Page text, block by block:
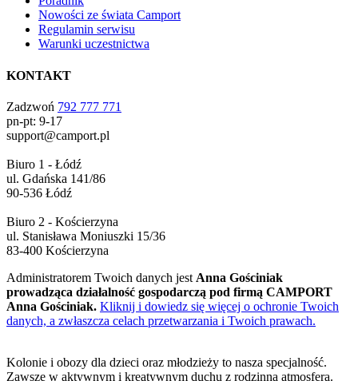
Nowości ze świata Camport
Regulamin serwisu
Warunki uczestnictwa
KONTAKT
Zadzwoń 792 777 771
pn-pt: 9-17
support@camport.pl
Biuro 1 - Łódź
ul. Gdańska 141/86
90-536 Łódź
Biuro 2 - Kościerzyna
ul. Stanisława Moniuszki 15/36
83-400 Kościerzyna
Administratorem Twoich danych jest Anna Gościniak
prowadząca działalność gospodarczą pod firmą CAMPORT
Anna Gościniak. Kliknij i dowiedz się więcej o ochronie Twoich
danych, a zwłaszcza celach przetwarzania i Twoich prawach.
Kolonie i obozy dla dzieci oraz młodzieży to nasza specjalność.
Zawsze w aktywnym i kreatywnym duchu z rodzinną atmosferą.